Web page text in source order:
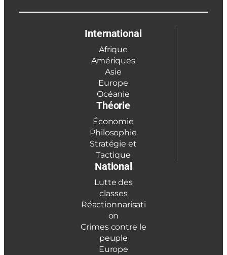
International
Afrique
Amériques
Asie
Europe
Océanie
Théorie
Économie
Philosophie
Stratégie et
Tactique
National
Lutte des
classes
Réactionnarisati
on
Crimes contre le
peuple
Europe